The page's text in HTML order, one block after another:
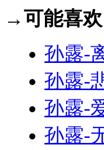
→可能喜欢
孙露-
孙露-
孙露-
孙露-